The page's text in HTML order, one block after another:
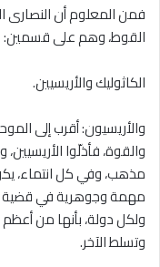
فمن المعلوم أن النصارى
القوط، وهم على قسمين:
الكاثوليك والأريسيين.
والأريسيون: أقرب إلى
والقوة، فأذلّوا
مذهب، وفي كل انتماء،
مهمة وجوهرية في قضية
ولكل دولة، بأنها من
وتسلط الآخر.